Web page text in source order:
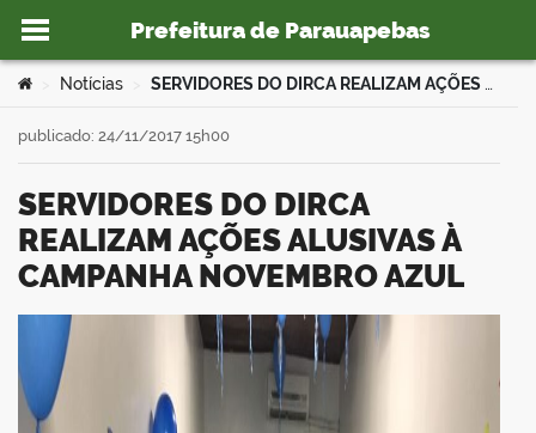
Ir para o conteúdo
Prefeitura de Parauapebas
portal
Você está aqui:
Notícias SERVIDORES DO DIRCA REALIZAM AÇÕES ALUSIVAS À CAMPANHA NOVEMBRO AZUL
SERVIDORES DO DIRCA
REALIZAM AÇÕES ALUSIVAS À
CAMPANHA NOVEMBRO AZUL
publicado: 24/11/2017 15h00